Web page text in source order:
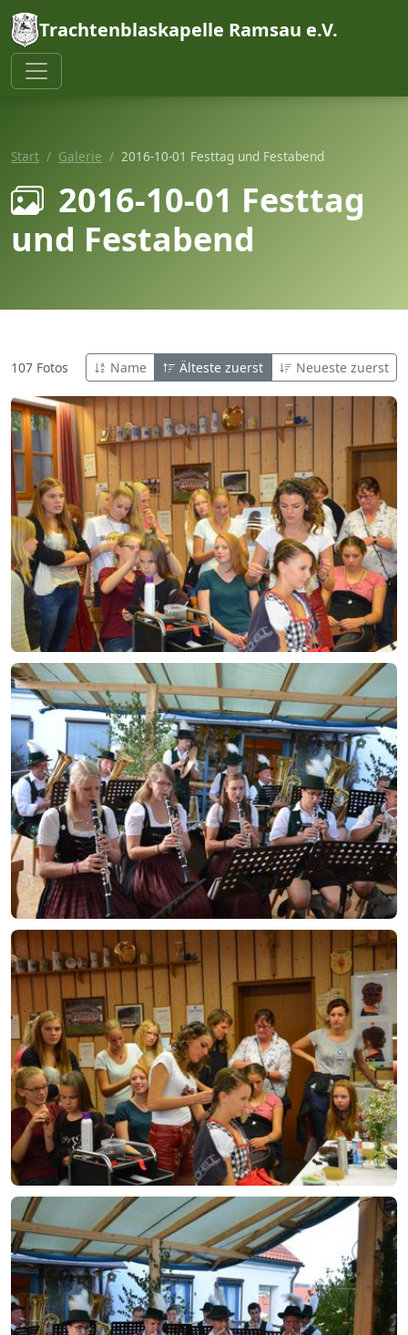
Trachtenblaskapelle Ramsau e.V.
Start Galerie 2016-10-01 Festtag und Festabend
2016-10-01 Festtag
und Festabend
107 Fotos Name Älteste zuerst Neueste zuerst